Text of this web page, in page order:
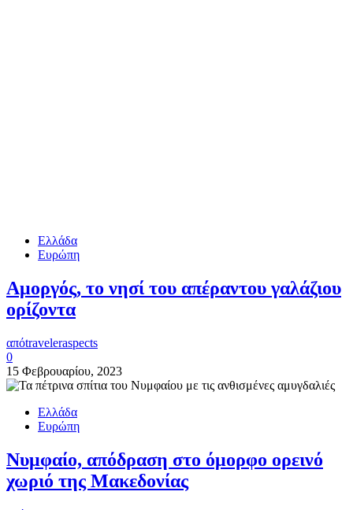
Ελλάδα
Ευρώπη
Αμοργός, το νησί του απέραντου γαλάζιου
ορίζοντα
απόtraveleraspects
0
15 Φεβρουαρίου, 2023
Ελλάδα
Ευρώπη
Νυμφαίο, απόδραση στο όμορφο ορεινό
χωριό της Μακεδονίας